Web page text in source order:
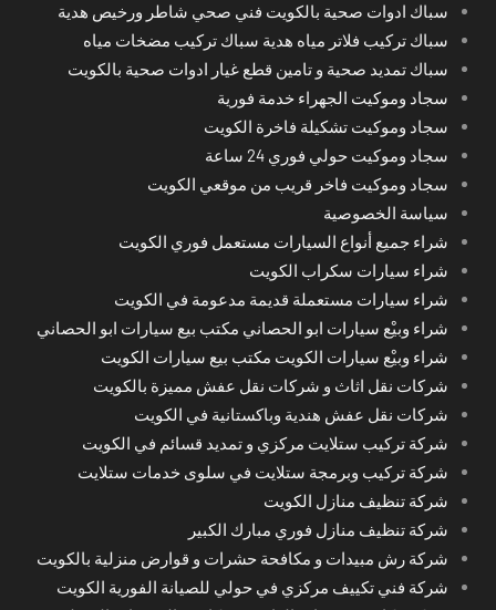
سباك ادوات صحية بالكويت فني صحي شاطر ورخيص هدية
سباك تركيب فلاتر مياه هدية سباك تركيب مضخات مياه
سباك تمديد صحية و تامين قطع غيار ادوات صحية بالكويت
سجاد وموكيت الجهراء خدمة فورية
سجاد وموكيت تشكيلة فاخرة الكويت
سجاد وموكيت حولي فوري 24 ساعة
سجاد وموكيت فاخر قريب من موقعي الكويت
سياسة الخصوصية
شراء جميع أنواع السيارات مستعمل فوري الكويت
شراء سيارات سكراب الكويت
شراء سيارات مستعملة قديمة مدعومة في الكويت
شراء وبيْع سيارات ابو الحصاني مكتب بيع سيارات ابو الحصاني
شراء وبيْع سيارات الكويت مكتب بيع سيارات الكويت
شركات نقل اثاث و شركات نقل عفش مميزة بالكويت
شركات نقل عفش هندية وباكستانية في الكويت
شركة تركيب ستلايت مركزي و تمديد قسائم في الكويت
شركة تركيب وبرمجة ستلايت في سلوى خدمات ستلايت
شركة تنظيف منازل الكويت
شركة تنظيف منازل فوري مبارك الكبير
شركة رش مبيدات و مكافحة حشرات و قوارض منزلية بالكويت
شركة فني تكييف مركزي في حولي للصيانة الفورية الكويت